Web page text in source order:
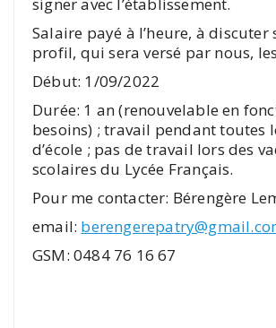
Salaire payé à l’heure, à discuter
profil, qui sera versé par nous,
Début: 1/09/2022
Durée: 1 an (renouvelable en
besoins) ; travail pendant toutes
d’école ; pas de travail lors des
scolaires du Lycée Français.
Pour me contacter: Bérengère
email:
GSM: 0484 76 16 67